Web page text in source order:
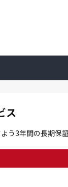
ス
う3年間の長期保